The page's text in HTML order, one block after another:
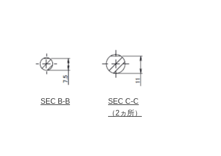
SEC B-B
SEC C-C
（2ヵ所）